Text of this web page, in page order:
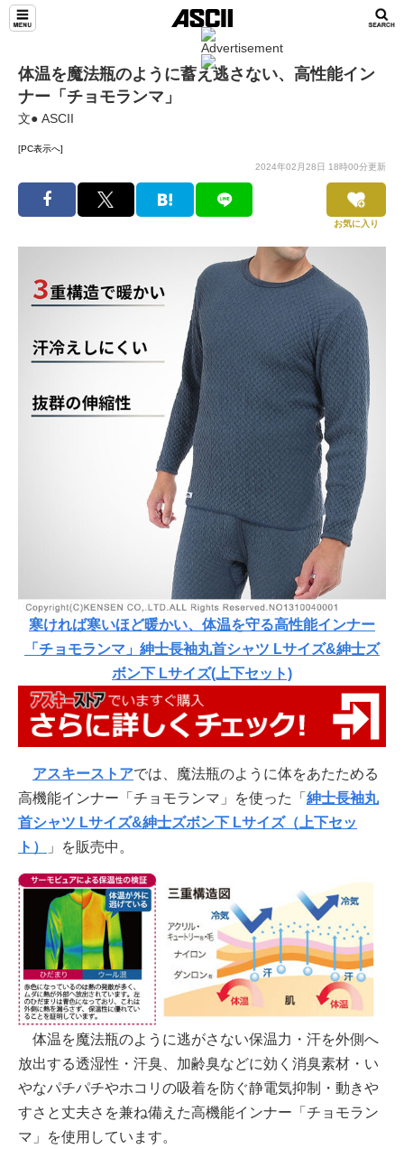
体温を魔法瓶のように蓄え逃さない、高性能イン
ナー「チョモランマ」
文● ASCII
[PC表示へ]
2024年02月28日 18時00分更新
お気に入り
寒ければ寒いほど暖かい、体温を守る高性能インナー
「チョモランマ」紳士長袖丸首シャツ Lサイズ&紳士ズ
ボン下 Lサイズ(上下セット)
アスキーストアでは、魔法瓶のように体をあたためる
高機能インナー「チョモランマ」を使った「 紳士長袖丸
首シャツ Lサイズ&紳士ズボン下 Lサイズ（上下セッ
ト）
」を販売中。
体温を魔法瓶のように逃がさない保温力・汗を外側へ
放出する透湿性・汗臭、加齢臭などに効く消臭素材・い
やなパチパチやホコリの吸着を防ぐ静電気抑制・動きや
すさと丈夫さを兼ね備えた高機能インナー「チョモラン
マ」を使用しています。